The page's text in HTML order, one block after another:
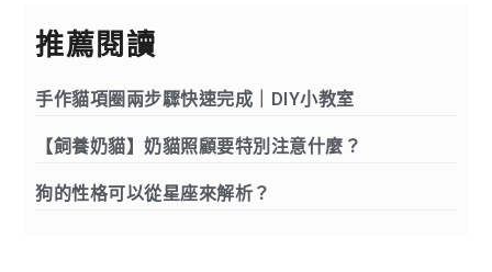
推薦閱讀
手作貓項圈兩步驟快速完成｜DIY小教室
【飼養奶貓】奶貓照顧要特別注意什麼？
狗的性格可以從星座來解析？